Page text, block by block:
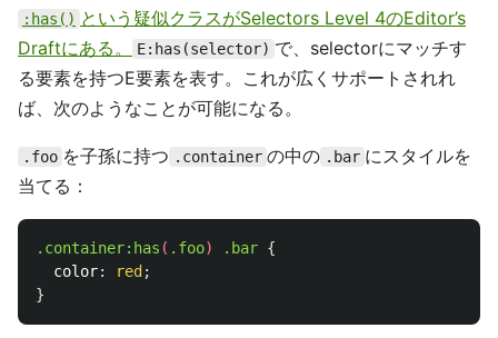
:has() という疑似クラスがSelectors Level 4のEditor’s
Draftにある。
E:has(selector) で、selectorにマッチす
る要素を持つE要素を表す。これが広くサポートされれ
ば、次のようなことが可能になる。
.foo を子孫に持つ .container の中の .bar にスタイルを
当てる：
.container:has ( .foo) .bar {
color: red ;
}